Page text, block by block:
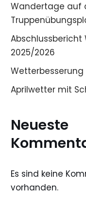
Wandertage auf
Abschlussbericht
2025/2026
Wetterbesserung
Aprilwetter mit
Neueste
Es sind keine
vorhanden.